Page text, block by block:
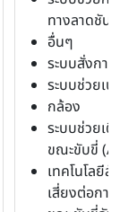
ทางลาดชัน
อื่นๆ
ระบบสั่งการด้ว
ระบบช่วยเบร
กล้อง
ระบบช่วยเตือน
ขณะขับขี่
เทคโนโลยีสัญ
เสี่ยงต่อการช